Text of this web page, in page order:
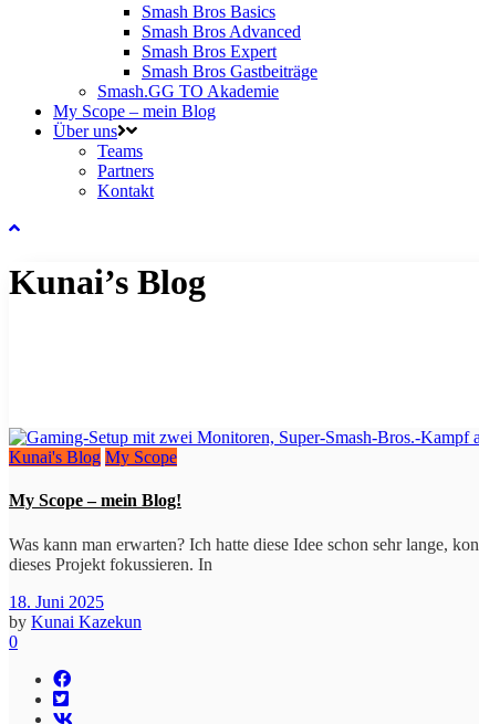
Smash Bros Basics
Smash Bros Advanced
Smash Bros Expert
Smash Bros Gastbeiträge
Smash.GG TO Akademie
My Scope – mein Blog
Über uns
Teams
Partners
Kontakt
Kunai’s Blog
Kunai's Blog My Scope
My Scope – mein Blog!
Was kann man erwarten? Ich hatte diese Idee schon sehr lange,
dieses Projekt fokussieren. In
18. Juni 2025
by Kunai Kazekun
0